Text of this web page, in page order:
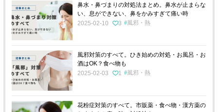
鼻水・鼻づまりの対処法まとめ。鼻水が止まらな
い、息ができない、鼻をかみすぎて痛い時
2025-02-10
3 風邪・熱
風邪対策のすべて。ひき始めの対処・お風呂・お
酒はOK？食べ物も
2025-02-03
1 風邪・熱
花粉症対策のすべて。市販薬・食べ物・漢方薬の